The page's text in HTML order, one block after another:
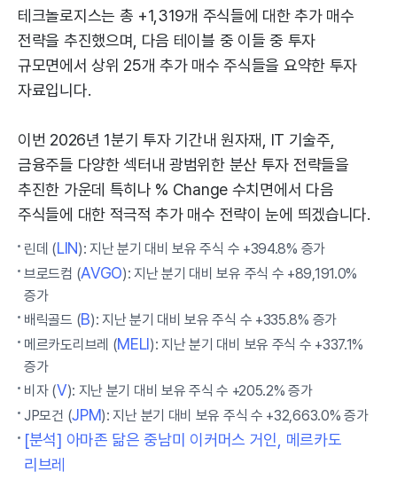
테크놀로지스는 총 +1,319개 주식들에 대한 추가 매수
전략을 추진했으며, 다음 테이블 중 이들 중 투자
규모면에서 상위 25개 추가 매수 주식들을 요약한 투자
자료입니다.
이번 2026년 1분기 투자 기간내 원자재, IT 기술주,
금융주들 다양한 섹터내 광범위한 분산 투자 전략들을
추진한 가운데 특히나 % Change 수치면에서 다음
주식들에 대한 적극적 추가 매수 전략이 눈에 띄겠습니다.
린데 (LIN): 지난 분기 대비 보유 주식 수 +394.8% 증가
브로드컴 (AVGO): 지난 분기 대비 보유 주식 수 +89,191.0%
증가
배릭골드 (B): 지난 분기 대비 보유 주식 수 +335.8% 증가
메르카도리브레 (MELI): 지난 분기 대비 보유 주식 수 +337.1%
증가
비자 (V): 지난 분기 대비 보유 주식 수 +205.2% 증가
JP모건 (JPM): 지난 분기 대비 보유 주식 수 +32,663.0% 증가
[분석] 아마존 닮은 중남미 이커머스 거인, 메르카도
리브레